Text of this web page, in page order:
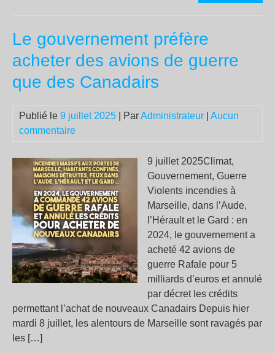
crie
Le gouvernement préfère
acheter des avions de guerre
que des Canadairs
Publié le 9 juillet 2025 | ParAdministrateur
Aucun
commentaire
9 juillet 2025Climat,
Gouvernement, Guerre
Violents incendies à
Marseille, dans l’Aude,
l’Hérault et le Gard : en
2024, le gouvernement a
acheté 42 avions de
guerre Rafale pour 5
milliards d’euros et annulé
par décret les crédits
permettant l’achat de nouveaux Canadairs Depuis hier
mardi 8 juillet, les alentours de Marseille sont ravagés par
les […]